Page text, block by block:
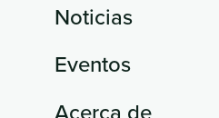
Noticias
Eventos
Acerca de